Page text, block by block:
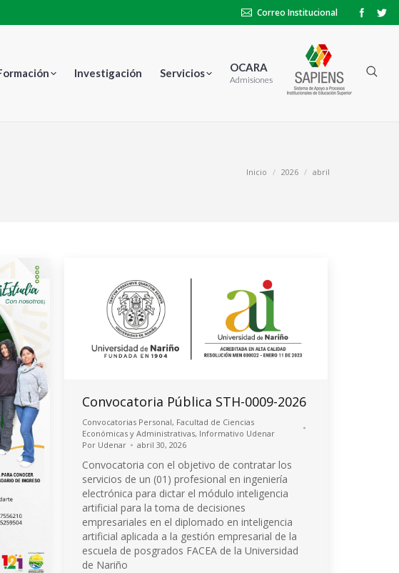
Correo Institucional
Investigación Servicios OCARA
Admisiones
Inicio 2026 abril
Convocatoria Pública STH-0009-2026
Convocatorias Personal, Facultad de Ciencias
Económicas y Administrativas, Informativo Udenar
Por Udenar abril 30, 2026
Convocatoria con el objetivo de contratar los
servicios de un (01) profesional en ingeniería
electrónica para dictar el módulo inteligencia
artificial para la toma de decisiones
empresariales en el diplomado en inteligencia
artificial aplicada a la gestión empresarial de la
escuela de posgrados FACEA de la Universidad
de Nariño